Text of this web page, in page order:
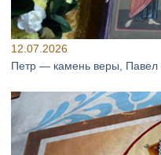
12.07.2026
Петр — камень веры, Павел